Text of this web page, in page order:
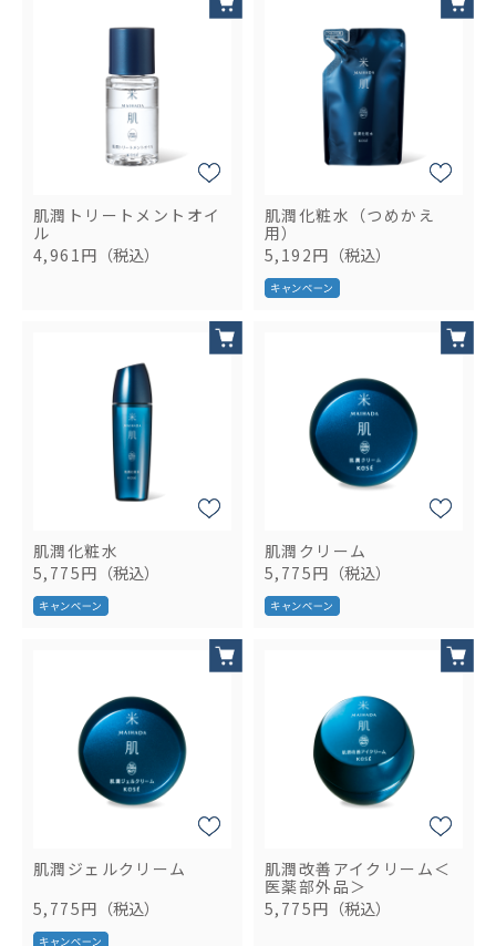
肌潤トリートメントオイ
ル
4,961円 （税込）
肌潤化粧水（つめかえ
用）
5,192円 （税込）
肌潤化粧水
5,775円 （税込）
肌潤クリーム
5,775円 （税込）
肌潤ジェルクリーム
5,775円 （税込）
肌潤改善アイクリーム＜
医薬部外品＞
5,775円 （税込）